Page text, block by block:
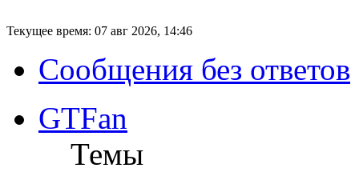
Текущее время: 07 авг 2026, 14:46
Сообщения без ответов
GTFan
Темы